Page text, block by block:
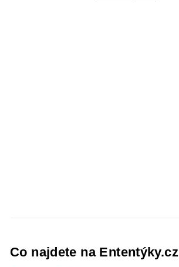
Co najdete na Ententýky.cz